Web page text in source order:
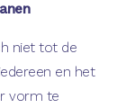
niet tot de
en het
vorm te